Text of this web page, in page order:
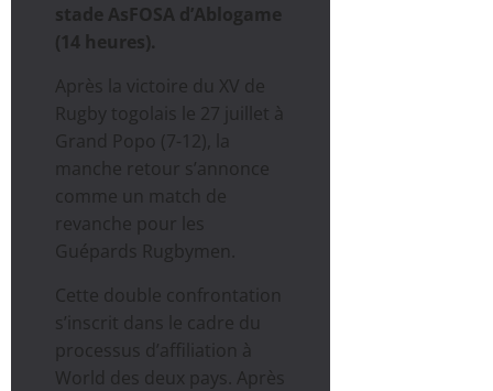
stade AsFOSA d’Ablogame
(14 heures).
Après la victoire du XV de
Rugby togolais le 27 juillet à
Grand Popo (7-12), la
manche retour s’annonce
comme un match de
revanche pour les
Guépards Rugbymen.
Cette double confrontation
s’inscrit dans le cadre du
processus d’affiliation à
World des deux pays. Après